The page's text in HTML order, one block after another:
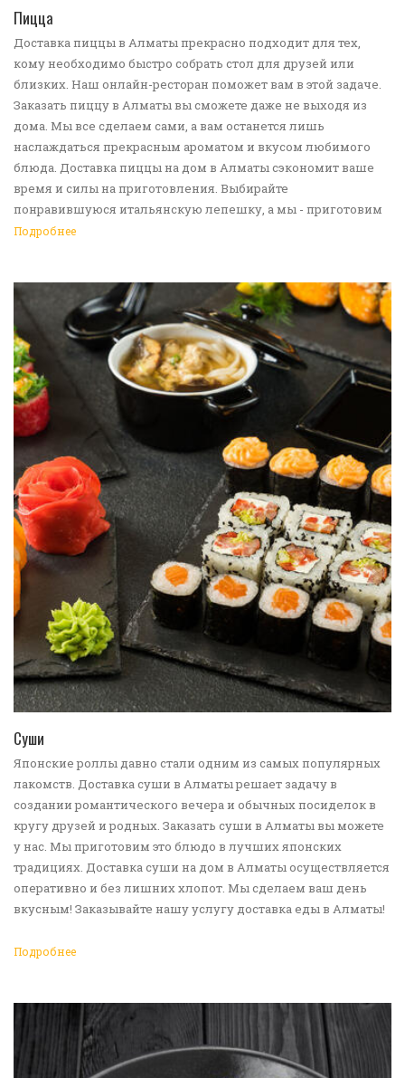
Пицца
Доставка пиццы в Алматы прекрасно подходит для тех,
кому необходимо быстро собрать стол для друзей или
близких. Наш онлайн-ресторан поможет вам в этой задаче.
Заказать пиццу в Алматы вы сможете даже не выходя из
дома. Мы все сделаем сами, а вам останется лишь
наслаждаться прекрасным ароматом и вкусом любимого
блюда. Доставка пиццы на дом в Алматы сэкономит ваше
время и силы на приготовления. Выбирайте
понравившуюся итальянскую лепешку, а мы - приготовим
ее в лучших традициях. Доставка еды в Алматы -
Подробнее
Суши
Японские роллы давно стали одним из самых популярных
лакомств. Доставка суши в Алматы решает задачу в
создании романтического вечера и обычных посиделок в
кругу друзей и родных. Заказать суши в Алматы вы можете
у нас. Мы приготовим это блюдо в лучших японских
традициях. Доставка суши на дом в Алматы осуществляется
оперативно и без лишних хлопот. Мы сделаем ваш день
вкусным! Заказывайте нашу услугу доставка еды в Алматы!
Подробнее